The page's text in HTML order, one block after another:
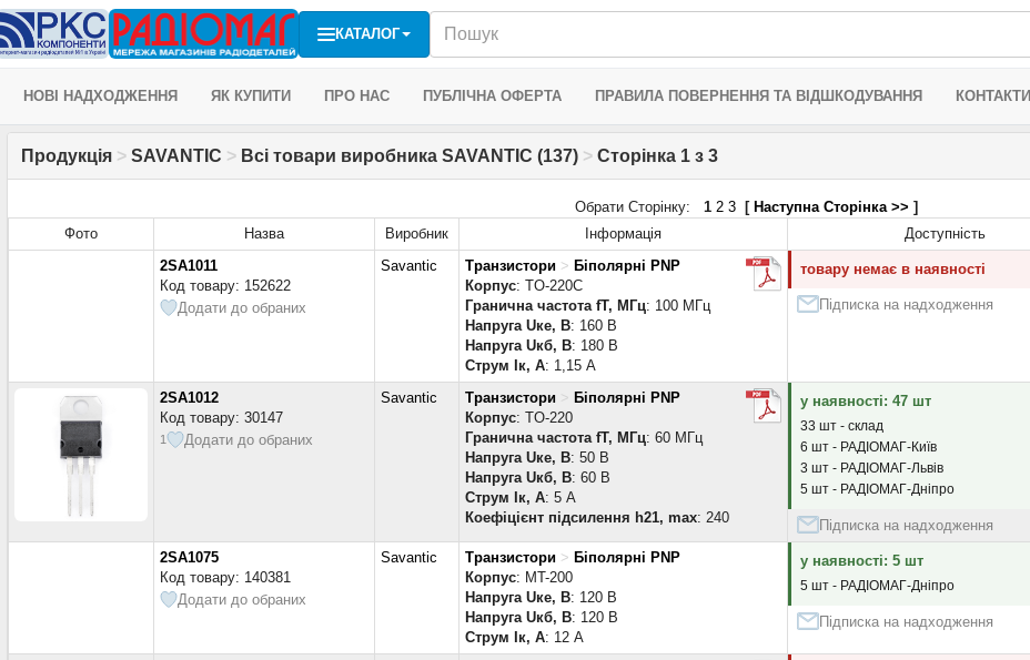
КАТАЛОГ
НОВІ НАДХОДЖЕННЯ ЯК КУПИТИ ПРО НАС ПУБЛІЧНА ОФЕРТА ПРАВИЛА ПОВЕРНЕННЯ ТА ВІДШКОДУВАННЯ КОНТАКТИ
Продукція > SAVANTIC > Всі товари виробника SAVANTIC (137) > Сторінка 1 з 3
Обрати Сторінку: 1 2 3 [ Наступна Сторінка >> ]
Фото
Назва Виробник Інформація Доступність
2SA1011
Код товару: 152622
Додати до обраних
Savantic Транзистори > Біполярні PNP
Корпус: TO-220C
Гранична частота fT, МГц: 100 МГц
Напруга Uке, В: 160 В
Напруга Uкб, В: 180 В
Струм Iк, А: 1,15 А
товару немає в наявності
Підписка на надходження
2SA1012
Код товару: 30147
1 Додати до обраних
Savantic Транзистори > Біполярні PNP
Корпус: TO-220
Гранична частота fT, МГц: 60 МГц
Напруга Uке, В: 50 В
Напруга Uкб, В: 60 В
Струм Iк, А: 5 А
Коефіцієнт підсилення h21, max: 240
у наявності: 47 шт
33 шт - склад
6 шт - РАДІОМАГ-Київ
3 шт - РАДІОМАГ-Львів
5 шт - РАДІОМАГ-Дніпро
Підписка на надходження
2SA1075
Код товару: 140381
Додати до обраних
Savantic Транзистори > Біполярні PNP
Корпус: MT-200
Напруга Uке, В: 120 В
Напруга Uкб, В: 120 В
Струм Iк, А: 12 А
у наявності: 5 шт
5 шт - РАДІОМАГ-Дніпро
Підписка на надходження